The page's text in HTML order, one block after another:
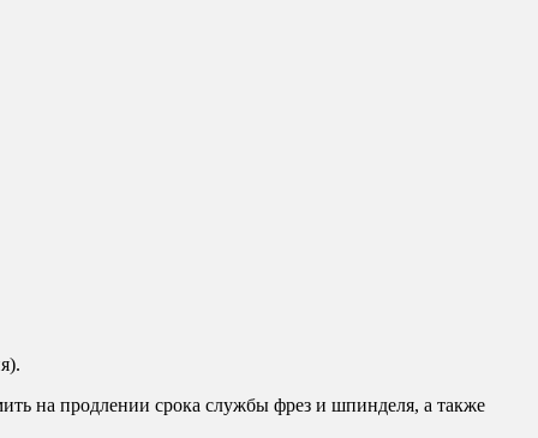
на продлении срока службы фрез и шпинделя, а также